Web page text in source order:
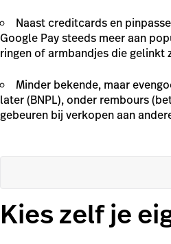
Naast creditcards en
Google Pay steeds meer aan
ringen of armbandjes die gelinkt
Minder bekende, maar
later(BNPL), onder rembours
gebeuren bij verkopen aan
Kies zelf je